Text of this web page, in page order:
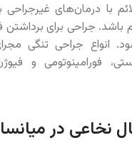
با درمان‌های غیرجراحی
جراحی برای برداشتن
انواع جراحی تنگی
فورامینوتومی و
نخاعی در